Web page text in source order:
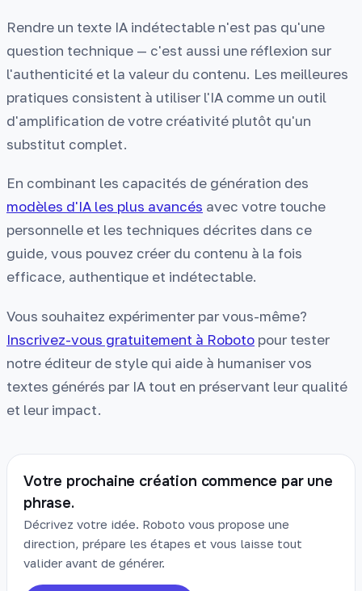
Rendre un texte IA indétectable n'est pas qu'une
question technique — c'est aussi une réflexion sur
l'authenticité et la valeur du contenu. Les meilleures
pratiques consistent à utiliser l'IA comme un outil
d'amplification de votre créativité plutôt qu'un
substitut complet.
En combinant les capacités de génération des
modèles d'IA les plus avancés avec votre touche
personnelle et les techniques décrites dans ce
guide, vous pouvez créer du contenu à la fois
efficace, authentique et indétectable.
Vous souhaitez expérimenter par vous-même?
Inscrivez-vous gratuitement à Roboto pour tester
notre éditeur de style qui aide à humaniser vos
textes générés par IA tout en préservant leur qualité
et leur impact.
Votre prochaine création commence par une
phrase.
Décrivez votre idée. Roboto vous propose une
direction, prépare les étapes et vous laisse tout
valider avant de générer.